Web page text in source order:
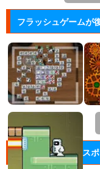
フラッシュゲームが
ス